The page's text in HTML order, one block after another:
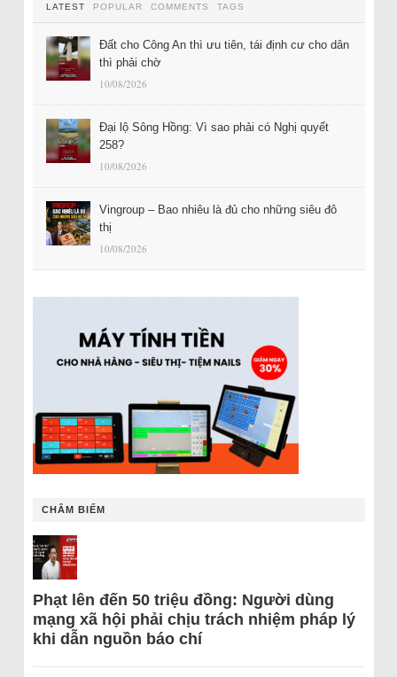
LATEST POPULAR COMMENTS TAGS
Đất cho Công An thì ưu tiên, tái định cư cho dân
thì phải chờ
10/08/2026
Đại lộ Sông Hồng: Vì sao phải có Nghị quyết
258?
10/08/2026
Vingroup – Bao nhiêu là đủ cho những siêu đô
thị
10/08/2026
CHÂM BIẾM
Phạt lên đến 50 triệu đồng: Người dùng
mạng xã hội phải chịu trách nhiệm pháp lý
khi dẫn nguồn báo chí